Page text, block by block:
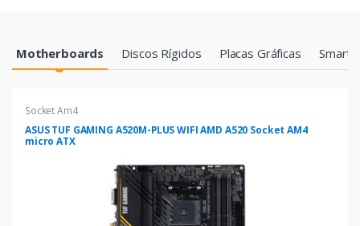
Products Grid
Motherboards Discos Rígidos Placas Gráficas
Socket Am4
ASUS TUF GAMING A520M-PLUS WIFI AMD A520 Socket AM4
micro ATX